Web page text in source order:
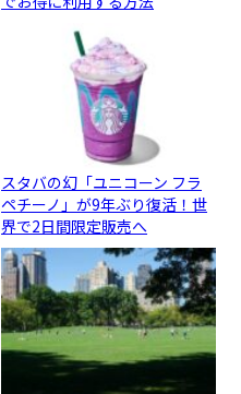
スタバの幻「ユニコーン フラ
ペチーノ」が9年ぶり復活！世
界で2日間限定販売へ